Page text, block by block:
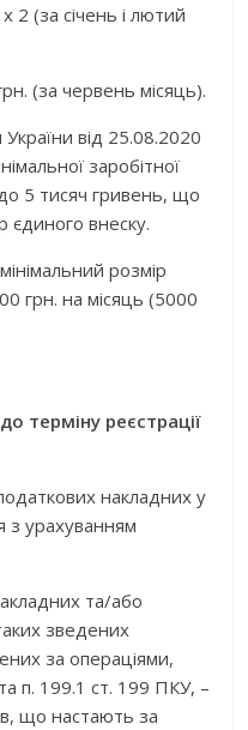
2 (за січень і лютий
(за червень місяць).
від 25.08.2020
заробітної
5 тисяч гривень, що
єдиного внеску.
розмір
грн. на місяць (5000
терміну реєстрації
накладних у
з урахуванням
та/або
зведених
за операціями,
п. 199.1 ст. 199 ПКУ, –
що настають за